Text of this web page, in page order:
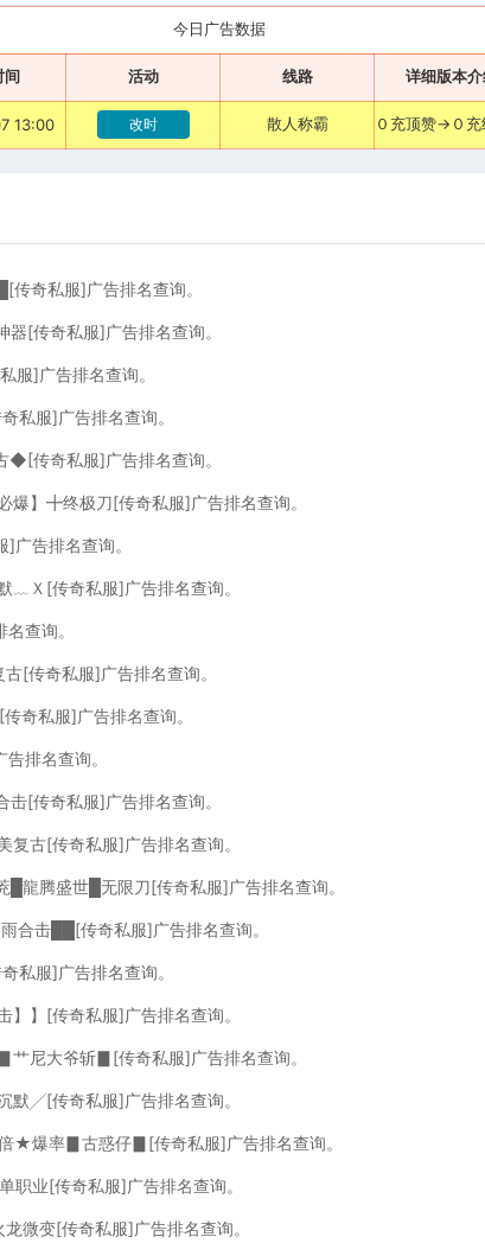
今日广告数据
间 活动 线路 详细版本
13:00 改时 散人称霸
奇私服]广告排名查询。
[传奇私服]广告排名查询。
服]广告排名查询。
私服]广告排名查询。
传奇私服]广告排名查询。
】╋终极刀[传奇私服]广告排名查询。
广告排名查询。
Ｘ[传奇私服]广告排名查询。
查询。
[传奇私服]广告排名查询。
奇私服]广告排名查询。
排名查询。
[传奇私服]广告排名查询。
古[传奇私服]广告排名查询。
龍腾盛世█无限刀[传奇私服]广告排名查询。
合击██[传奇私服]广告排名查询。
私服]广告排名查询。
】[传奇私服]广告排名查询。
尼大爷斩▊[传奇私服]广告排名查询。
╱[传奇私服]广告排名查询。
爆率▊古惑仔▊[传奇私服]广告排名查询。
业[传奇私服]广告排名查询。
微变[传奇私服]广告排名查询。